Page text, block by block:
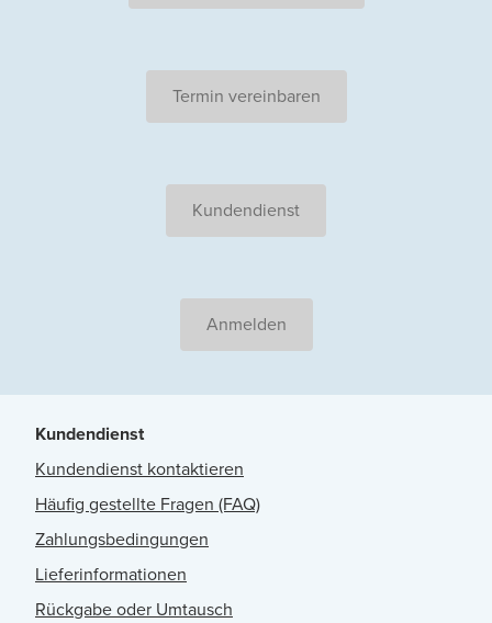
Termin vereinbaren
Kundendienst
Anmelden
Kundendienst
Kundendienst kontaktieren
Häufig gestellte Fragen (FAQ)
Zahlungsbedingungen
Lieferinformationen
Rückgabe oder Umtausch